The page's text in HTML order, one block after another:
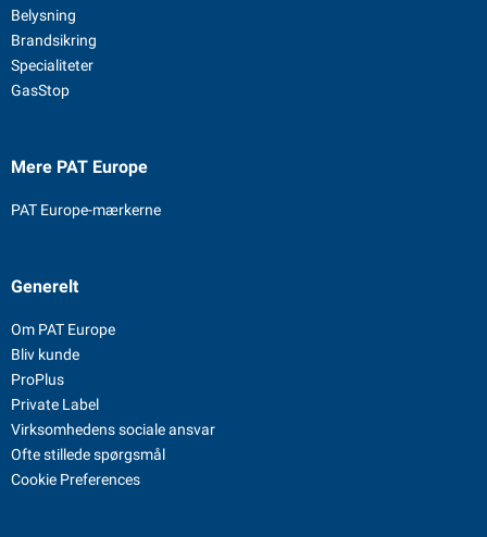
Belysning
Brandsikring
Specialiteter
GasStop
Mere PAT Europe
PAT Europe-mærkerne
Generelt
Om PAT Europe
Bliv kunde
ProPlus
Private Label
Virksomhedens sociale ansvar
Ofte stillede spørgsmål
Cookie Preferences